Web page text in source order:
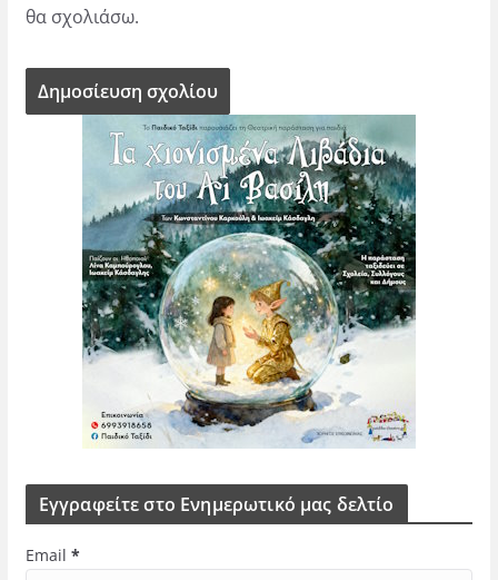
θα σχολιάσω.
Εγγραφείτε στο Ενημερωτικό μας δελτίο
Email *